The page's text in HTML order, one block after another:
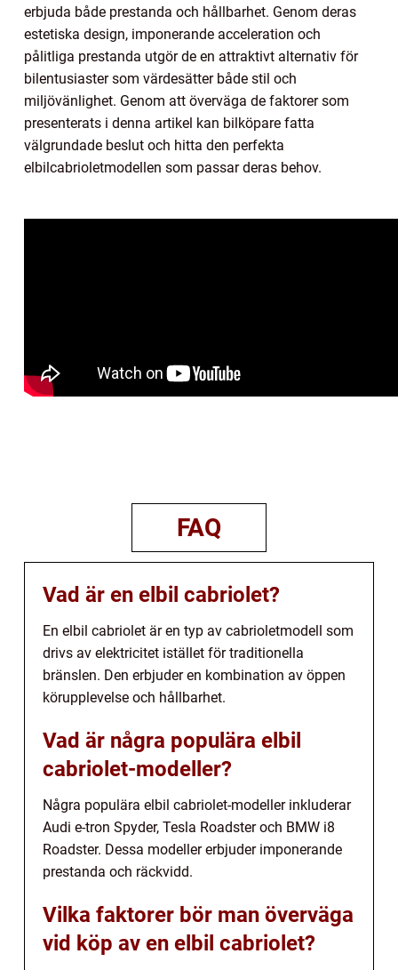
erbjuda både prestanda och hållbarhet. Genom deras
estetiska design, imponerande acceleration och
pålitliga prestanda utgör de en attraktivt alternativ för
bilentusiaster som värdesätter både stil och
miljövänlighet. Genom att överväga de faktorer som
presenterats i denna artikel kan bilköpare fatta
välgrundade beslut och hitta den perfekta
elbilcabrioletmodellen som passar deras behov.
FAQ
Vad är en elbil cabriolet?
En elbil cabriolet är en typ av cabrioletmodell som
drivs av elektricitet istället för traditionella
bränslen. Den erbjuder en kombination av öppen
körupplevelse och hållbarhet.
Vad är några populära elbil
cabriolet-modeller?
Några populära elbil cabriolet-modeller inkluderar
Audi e-tron Spyder, Tesla Roadster och BMW i8
Roadster. Dessa modeller erbjuder imponerande
prestanda och räckvidd.
Vilka faktorer bör man överväga
vid köp av en elbil cabriolet?